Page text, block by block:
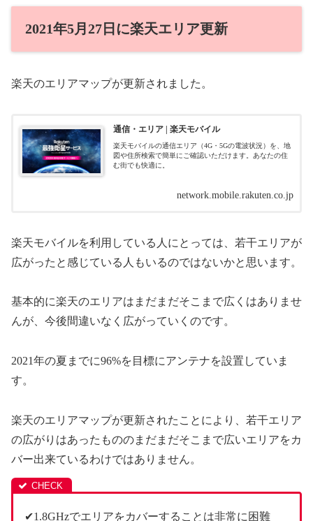
2021年5月27日に楽天エリア更新
楽天のエリアマップが更新されました。
通信・エリア | 楽天モバイル
楽天モバイルの通信エリア（4G・5Gの電波状況）を、地
図や住所検索で簡単にご確認いただけます。あなたの住
む街でも快適に。
network.mobile.rakuten.co.jp
楽天モバイルを利用している人にとっては、若干エリアが
広がったと感じている人もいるのではないかと思います。
基本的に楽天のエリアはまだまだそこまで広くはありませ
んが、今後間違いなく広がっていくのです。
2021年の夏までに96%を目標にアンテナを設置していま
す。
楽天のエリアマップが更新されたことにより、若干エリア
の広がりはあったもののまだまだそこまで広いエリアをカ
バー出来ているわけではありません。
✔1.8GHzでエリアをカバーすることは非常に困難